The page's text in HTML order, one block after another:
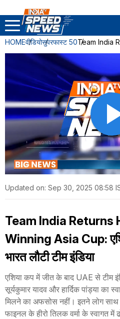
HOMEवीडियोसुपरफास्ट 50Team India
Updated on: Sep 30, 2025 08:58
Team India Returns
Winning Asia Cup:
भारत लौटी टीम इंडिया
एशिया कप में जीत के बाद UAE से टीम
सूर्यकुमार यादव और हार्दिक पांड्या का
मिलने का अफसोस नहीं। इतने लोग साथ
फाइनल के हीरो तिलक वर्मा के स्वागत